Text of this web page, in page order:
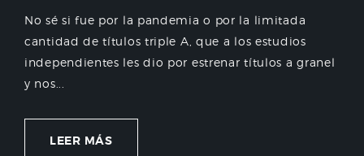
No sé si fue por la pandemia o por la limitada
cantidad de títulos triple A, que a los estudios
independientes les dio por estrenar títulos a granel
y nos...
LEER MÁS